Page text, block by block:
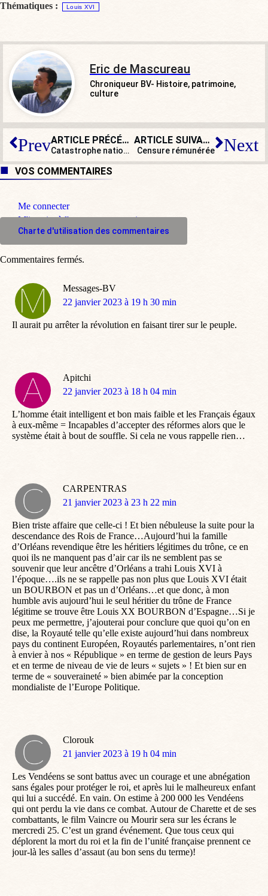
Thématiques : Louis XVI
Eric de Mascureau
Chroniqueur BV- Histoire, patrimoine,
culture
Prev ARTICLE PRÉCÉDENT
Catastrophe nationale : un restaurant Paul Bocuse perd une étoile au
ARTICLE SUIVANT
Censure rémunérée Next
VOS COMMENTAIRES
Me connecter
M'inscrire à l'espace commentaire
Charte d'utilisation des commentaires
Messages-BV
dit
22 janvier 2023 à 19 h 30 min
Il aurait pu arrêter la révolution en faisant tirer sur le peuple.
Apitchi
dit
22 janvier 2023 à 18 h 04 min
L’homme était intelligent et bon mais faible et les Français égaux
à eux-même = Incapables d’accepter des réformes alors que le
système était à bout de souffle. Si cela ne vous rappelle rien…
CARPENTRAS
dit
21 janvier 2023 à 23 h 22 min
Bien triste affaire que celle-ci ! Et bien nébuleuse la suite pour la
descendance des Rois de France…Aujourd’hui la famille
d’Orléans revendique être les héritiers légitimes du trône, ce en
quoi ils ne manquent pas d’air car ils ne semblent pas se
souvenir que leur ancêtre d’Orléans a trahi Louis XVI à
l’époque….ils ne se rappelle pas non plus que Louis XVI était
un BOURBON et pas un d’Orléans…et que donc, à mon
humble avis aujourd’hui le seul héritier du trône de France
légitime se trouve être Louis XX BOURBON d’Espagne…Si je
peux me permettre, j’ajouterai pour conclure que quoi qu’on en
dise, la Royauté telle qu’elle existe aujourd’hui dans nombreux
pays du continent Européen, Royautés parlementaires, n’ont rien
à envier à nos « République » en terme de gestion de leurs Pays
et en terme de niveau de vie de leurs « sujets » ! Et bien sur en
terme de « souveraineté » bien abimée par la conception
mondialiste de l’Europe Politique.
Clorouk
dit
21 janvier 2023 à 19 h 04 min
Les Vendéens se sont battus avec un courage et une abnégation
sans égales pour protéger le roi, et après lui le malheureux enfant
qui lui a succédé. En vain. On estime à 200 000 les Vendéens
qui ont perdu la vie dans ce combat. Autour de Charette et de ses
combattants, le film Vaincre ou Mourir sera sur les écrans le
mercredi 25. C’est un grand événement. Que tous ceux qui
déplorent la mort du roi et la fin de l’unité française prennent ce
jour-là les salles d’assaut (au bon sens du terme)!
Commentaires fermés.